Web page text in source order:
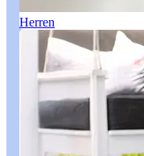
Herren